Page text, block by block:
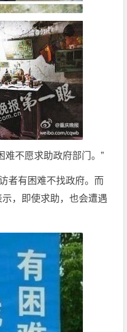
难不愿求助政府部门。”
者有困难不找政府。而
，即使求助，也会遭遇